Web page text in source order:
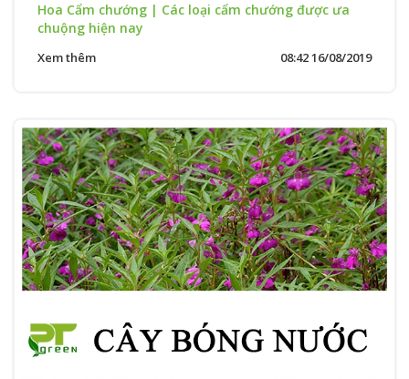
Hoa Cẩm chướng | Các loại cẩm chướng được ưa
chuộng hiện nay
Xem thêm 08:42 16/08/2019